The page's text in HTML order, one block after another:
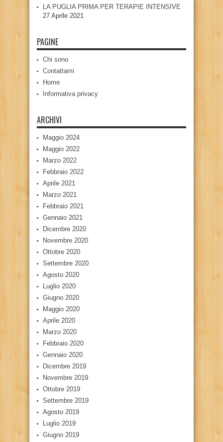
LA PUGLIA PRIMA PER TERAPIE INTENSIVE
27 Aprile 2021
PAGINE
Chi sono
Contattami
Home
Informativa privacy
ARCHIVI
Maggio 2024
Maggio 2022
Marzo 2022
Febbraio 2022
Aprile 2021
Marzo 2021
Febbraio 2021
Gennaio 2021
Dicembre 2020
Novembre 2020
Ottobre 2020
Settembre 2020
Agosto 2020
Luglio 2020
Giugno 2020
Maggio 2020
Aprile 2020
Marzo 2020
Febbraio 2020
Gennaio 2020
Dicembre 2019
Novembre 2019
Ottobre 2019
Settembre 2019
Agosto 2019
Luglio 2019
Giugno 2019